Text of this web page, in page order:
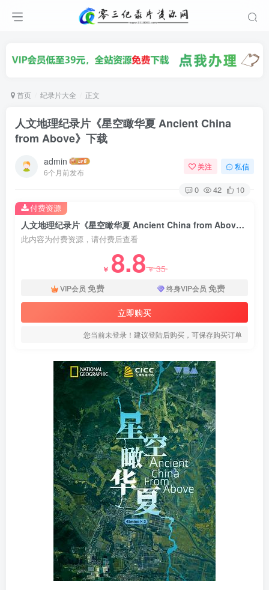
首页 纪录片大全 正文
人文地理纪录片《星空瞰华夏 Ancient China
from Above》下载
admin
6个月前发布
关注 私信
0 42 10
人文地理纪录片《星空瞰华夏 Ancient China from Above》下载
此内容为付费资源，请付费后查看
￥ 8.8￥35
VIP会员 免费 终身VIP会员 免费
立即购买
您当前未登录！建议登陆后购买，可保存购买订单
付费资源